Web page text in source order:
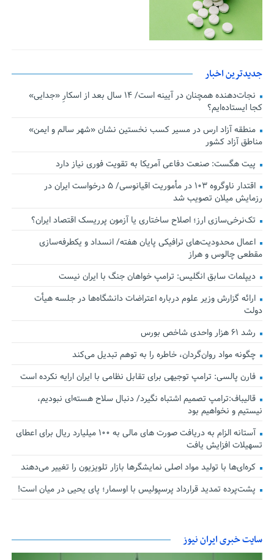
جدیدترین اخبار
نجات‌دهنده‌ همچنان در آیینه است/ ۱۴ سال بعد از اسکارِ «جدایی»
کجا ایستاده‌ایم؟
منطقه آزاد ارس در مسیر کسب نخستین نشان «شهر سالم و ایمن»
مناطق آزاد کشور
پیت هگست: صنعت دفاعی آمریکا به تقویت فوری نیاز دارد
اقتدار ناوگروه ۱۰۳ در مأموریت‌ اقیانوسی/ ۵ درخواست ایران در
رزمایش میلان تصویب شد
تک‌نرخی‌سازی ارز؛ اصلاح ساختاری یا آزمون پرریسک اقتصاد ایران؟
اعمال محدودیت‌های ترافیکی پایان هفته/ انسداد و یکطرفه‌سازی
مقطعی چالوس و هراز
دیپلمات سابق انگلیس:‌ ترامپ خواهان جنگ با ایران نیست
ارائه گزارش وزیر علوم درباره اعتراضات دانشگاه‌ها در جلسه هیأت
دولت
رشد ۶۱ هزار واحدی شاخص بورس
چگونه مواد روان‌گردان، خاطره را به توهم تبدیل می‌کند
فارن پالسی: ترامپ توجیهی برای تقابل نظامی با ایران ارایه نکرده است
قالیباف:ترامپ تصمیم اشتباه نگیرد/ دنبال سلاح هسته‌ای نبودیم،
نیستیم و نخواهیم بود
آستانه الزام به دریافت صورت های مالی به ۱۰۰ میلیارد ریال برای اعطای
تسهیلات افزایش یافت
کره‌ای‌ها با تولید مواد اصلی نمایشگرها بازار تلویزیون را تغییر می‌دهند
پشت‌پرده تمدید قرارداد پرسپولیس با اوسمار؛ پای یحیی در میان است!
سایت خبری ایران نیوز